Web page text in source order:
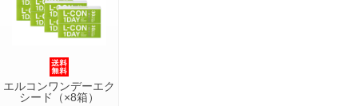
エルコンワンデーエク
シード（×8箱）